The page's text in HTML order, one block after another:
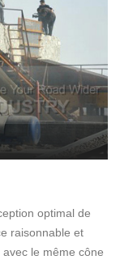
optimal de
raisonnable et
le même cône